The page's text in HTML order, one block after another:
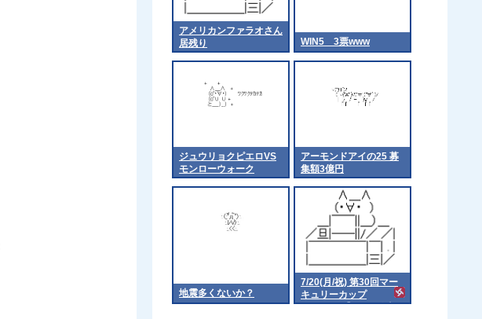
アメリカンファラオさん
居残り
WIN5 3票www
ジュウリョクピエロVS
モンローウォーク
アーモンドアイの25 募
集額3億円
地震多くないか？
7/20(月/祝) 第30回マー
キュリーカップ
（Jpn3）【18:15発走予